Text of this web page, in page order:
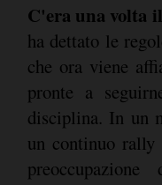
C'era una volta
ha dettato le
che ora viene
pronte a
disciplina. In un
un continuo